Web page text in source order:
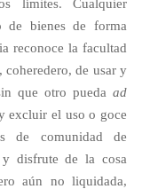
límites. Cualquier
de bienes de forma
reconoce la facultad
coheredero, de usar y
que otro pueda ad
excluir el uso o goce
de comunidad de
y disfrute de la cosa
aún no liquidada,